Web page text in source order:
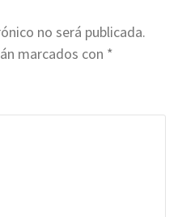
no será publicada.
marcados con *